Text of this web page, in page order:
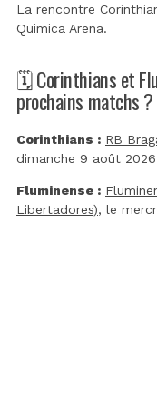
La rencontre
Quimica Arena.
🗓️ Corinthians et
prochains matchs ?
Corinthians : RB
dimanche 9 août
Fluminense :
Libertadores), le